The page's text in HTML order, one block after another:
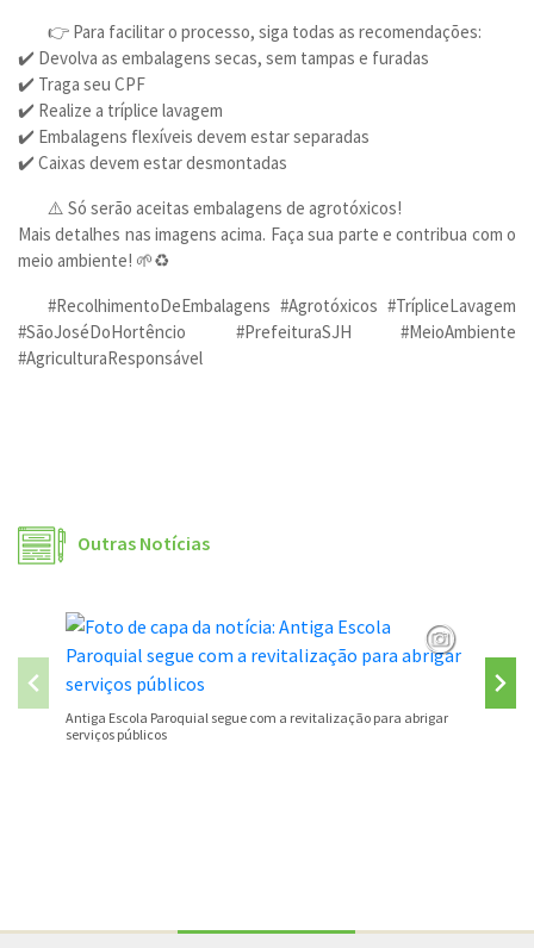
👉 Para facilitar o processo, siga todas as recomendações:
✔️ Devolva as embalagens secas, sem tampas e furadas
✔️ Traga seu CPF
✔️ Realize a tríplice lavagem
✔️ Embalagens flexíveis devem estar separadas
✔️ Caixas devem estar desmontadas
⚠️ Só serão aceitas embalagens de agrotóxicos!
Mais detalhes nas imagens acima. Faça sua parte e contribua com o
meio ambiente! 🌱♻️
#RecolhimentoDeEmbalagens #Agrotóxicos #TrípliceLavagem
#SãoJoséDoHortêncio #PrefeituraSJH #MeioAmbiente
#AgriculturaResponsável
Outras Notícias
Antiga Escola Paroquial segue com a revitalização para abrigar
serviços públicos
São